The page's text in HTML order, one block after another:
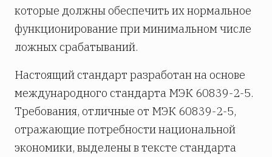
которые должны обеспечить их нормальное
функционирование при минимальном числе
ложных срабатываний.
Настоящий стандарт разработан на основе
международного стандарта МЭК 60839-2-5.
Требования, отличные от МЭК 60839-2-5,
отражающие потребности национальной
экономики, выделены в тексте стандарта